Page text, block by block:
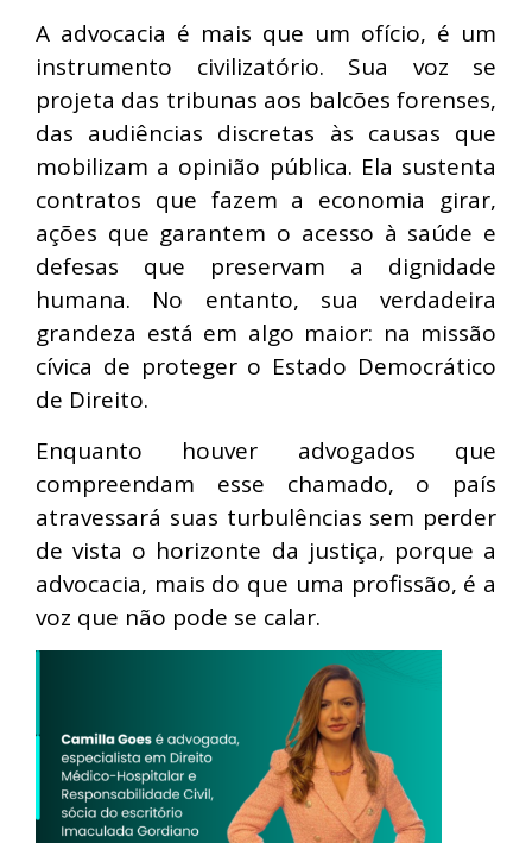
A advocacia é mais que um ofício, é um
instrumento civilizatório. Sua voz se
projeta das tribunas aos balcões forenses,
das audiências discretas às causas que
mobilizam a opinião pública. Ela sustenta
contratos que fazem a economia girar,
ações que garantem o acesso à saúde e
defesas que preservam a dignidade
humana. No entanto, sua verdadeira
grandeza está em algo maior: na missão
cívica de proteger o Estado Democrático
de Direito.
Enquanto houver advogados que
compreendam esse chamado, o país
atravessará suas turbulências sem perder
de vista o horizonte da justiça, porque a
advocacia, mais do que uma profissão, é a
voz que não pode se calar.